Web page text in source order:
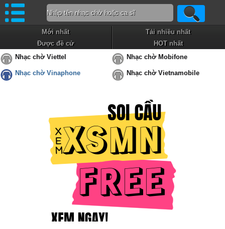
Mới nhất
Tải nhiều nhất
Được đề cử
HOT nhất
Nhạc chờ Viettel
Nhạc chờ Mobifone
Nhạc chờ Vinaphone Nhạc chờ Vietnamobile